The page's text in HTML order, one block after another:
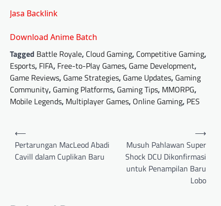
Jasa Backlink
Download Anime Batch
Tagged Battle Royale, Cloud Gaming, Competitive Gaming,
Esports, FIFA, Free-to-Play Games, Game Development,
Game Reviews, Game Strategies, Game Updates, Gaming
Community, Gaming Platforms, Gaming Tips, MMORPG,
Mobile Legends, Multiplayer Games, Online Gaming, PES
Post
navigation
⟵
Pertarungan MacLeod Abadi
Cavill dalam Cuplikan Baru
Musuh Pahlawan Super
Shock DCU Dikonfirmasi
untuk Penampilan Baru
Lobo
⟶